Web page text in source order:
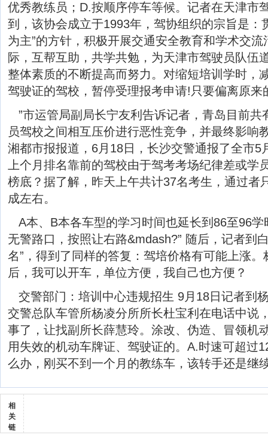
优秀教练员；D.按顺序停车等候。记者在天津市
到，该协会成立于1993年，驾协组织的宗旨是：
为主”的方针，积极开展交通安全教育和学术交
际，互帮互助，共学共勉，为天津市驾驶员队伍
整体素质的不断提高而努力。对缩短培训学时，
驾驶证的驾校，暂停受理报考申请!只要偏离原来
”市运管局副局长宁友利告诉记者，青岛目前
员驾校之间相互压价进行恶性竞争，并最终影响
湘都市报报道，6月18日，长沙交警通报了全市5
上个月排名靠前的驾校由于驾考考场纪律差或学
榜底？据了解，昨天上午共计37名考生，通过者
成左右。
A本、B本各车型的学习时间也延长到86至96
无警路口，按照让右路&mdash?” 随后，记者到
名”，得到了同样的答复：驾培价格有可能上涨。
后，我可以开车，单位方便，我自己也方便？
交警部门：培训中心违规招生 9月18日记者到
交警总队车管所杨凌分所所长杜宝利在电话中说
事了，让找副所长薛慧玲。涂改、伪造、冒领机
用失效的机动车牌证、驾驶证的。A.时速可超过
么办，刚买不到一个月的教练车，该转手还是继
相
关
链